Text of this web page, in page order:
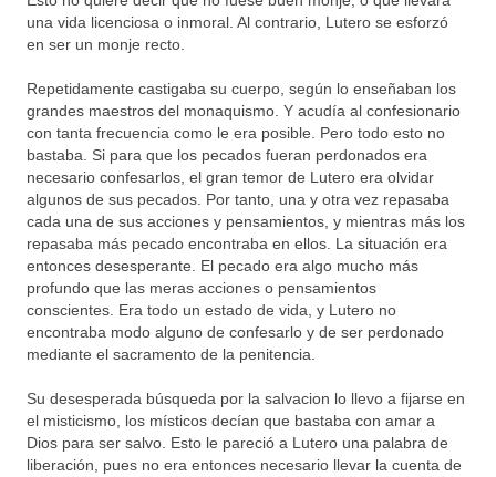
una vida licenciosa o inmoral. Al contrario, Lutero se esforzó
en ser un monje recto.
Repetidamente castigaba su cuerpo, según lo enseñaban los
grandes maestros del monaquismo. Y acudía al confesionario
con tanta frecuencia como le era posible. Pero todo esto no
bastaba. Si para que los pecados fueran perdonados era
necesario confesarlos, el gran temor de Lutero era olvidar
algunos de sus pecados. Por tanto, una y otra vez repasaba
cada una de sus acciones y pensamientos, y mientras más los
repasaba más pecado encontraba en ellos. La situación era
entonces desesperante. El pecado era algo mucho más
profundo que las meras acciones o pensamientos
conscientes. Era todo un estado de vida, y Lutero no
encontraba modo alguno de confesarlo y de ser perdonado
mediante el sacramento de la penitencia.
Su desesperada búsqueda por la salvacion lo llevo a fijarse en
el misticismo, los místicos decían que bastaba con amar a
Dios para ser salvo. Esto le pareció a Lutero una palabra de
liberación, pues no era entonces necesario llevar la cuenta de